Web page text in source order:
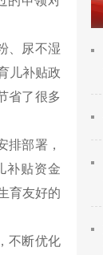
、尿不湿
儿补贴政
省了很多
排部署，
补贴资金
育友好的
不断优化